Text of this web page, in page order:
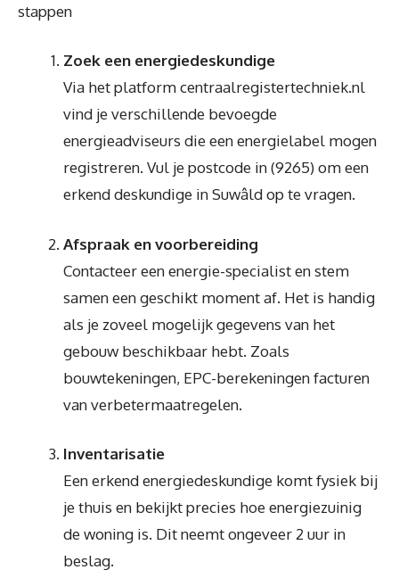
stappen
Zoek een energiedeskundige
Via het platform centraalregistertechniek.nl
vind je verschillende bevoegde
energieadviseurs die een energielabel mogen
registreren. Vul je postcode in (9265) om een
erkend deskundige in Suwâld op te vragen.
Afspraak en voorbereiding
Contacteer een energie-specialist en stem
samen een geschikt moment af. Het is handig
als je zoveel mogelijk gegevens van het
gebouw beschikbaar hebt. Zoals
bouwtekeningen, EPC-berekeningen facturen
van verbetermaatregelen.
Inventarisatie
Een erkend energiedeskundige komt fysiek bij
je thuis en bekijkt precies hoe energiezuinig
de woning is. Dit neemt ongeveer 2 uur in
beslag.